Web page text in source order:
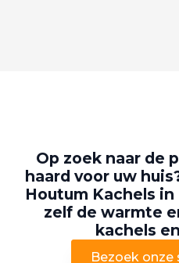
Op zoek naar de
haard voor uw
Houtum Kachels in
zelf de warmte
kachels
Bezoek